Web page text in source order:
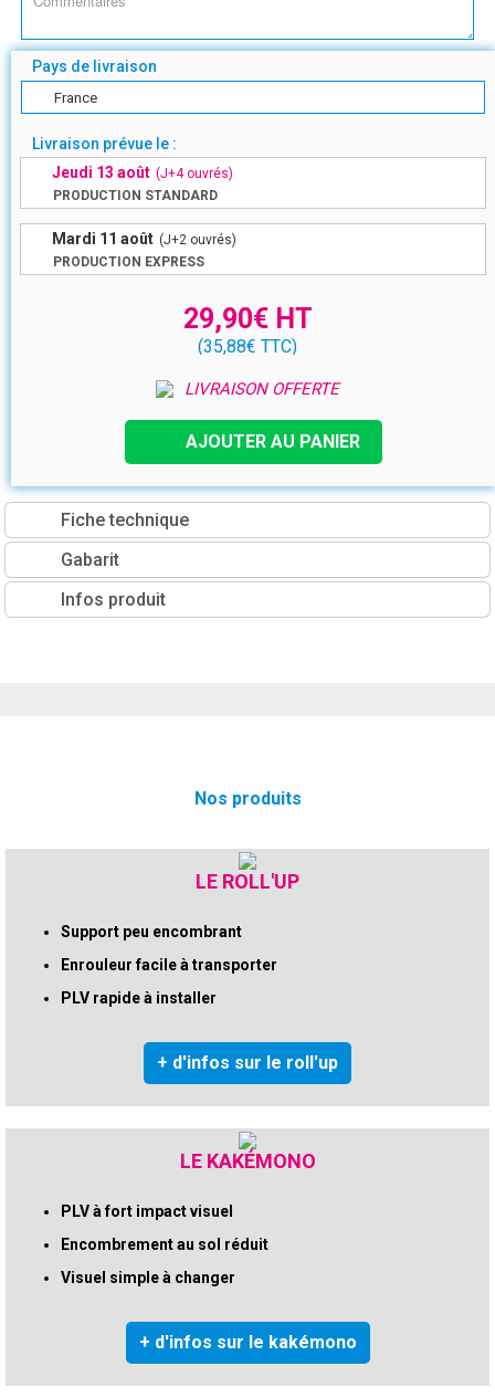
Fiche technique
Gabarit
Infos produit
Pays de livraison
France
Livraison prévue le :
Jeudi 13 août (J+4ouvrés)
PRODUCTION STANDARD
Mardi 11 août (J+2ouvrés)
PRODUCTION EXPRESS
29,90€ HT
(35,88€ TTC)
LIVRAISON OFFERTE
AJOUTER AU PANIER
Nos produits
LE ROLL'UP
Support peu encombrant
Enrouleur facile à transporter
PLV rapide à installer
+ d'infos sur le roll'up
LE KAKÉMONO
PLV à fort impact visuel
Encombrement au sol réduit
Visuel simple à changer
+ d'infos sur le kakémono